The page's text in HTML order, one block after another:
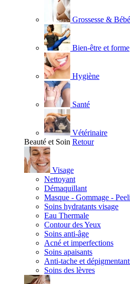
Grossesse & Bébé
Bien-être et forme
Hygiène
Santé
Vétérinaire
Beauté et Soin Retour
Visage
Nettoyant
Démaquillant
Masque - Gommage -
Soins hydratants visage
Eau Thermale
Contour des Yeux
Soins anti-âge
Acné et imperfections
Soins apaisants
Anti-tache et
Soins des lèvres